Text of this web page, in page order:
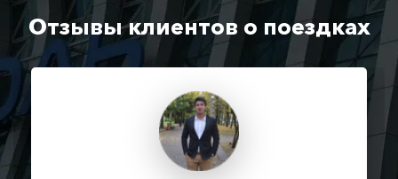
Отзывы клиентов о поездках